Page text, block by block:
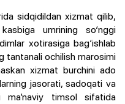
sidqidildan xizmat qilib,
umrining so‘nggi
xotirasiga bag‘ishlab
tantanali ochilish marosimi
xizmat burchini ado
jasorati, sadoqati va
timsol sifatida